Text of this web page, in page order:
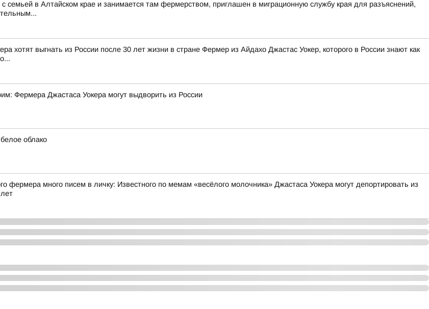
семьей в Алтайском крае и занимается там фермерством, приглашен в миграционную службу края для разъяснений,
хотят выгнать из России после 30 лет жизни в стране Фермер из Айдахо Джастас Уокер, которого в России знают как
Фермера Джастаса Уокера могут выдворить из России
облако
фермера много писем в личку: Известного по мемам «весёлого молочника» Джастаса Уокера могут депортировать из